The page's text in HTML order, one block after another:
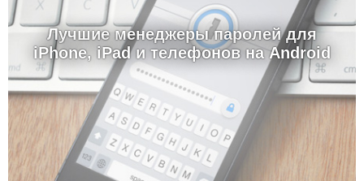
Лучшие менеджеры паролей для
iPhone, iPad и телефонов на Android